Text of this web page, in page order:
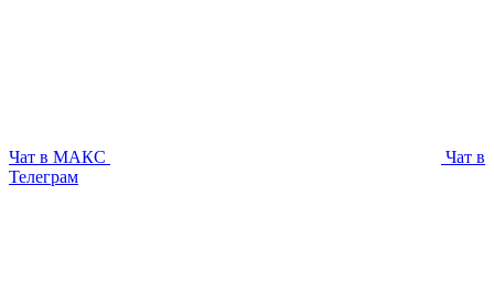
Чат в МАКС
Чат в
Телеграм